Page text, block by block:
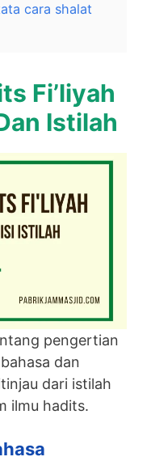
cara shalat
Fi’liyah
Istilah
pengertian
dan
dari istilah
ilmu hadits.